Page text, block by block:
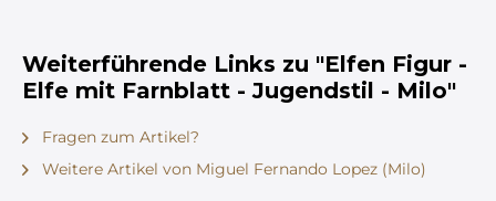
Weiterführende Links zu "Elfen Figur -
Elfe mit Farnblatt - Jugendstil - Milo"
Fragen zum Artikel?
Weitere Artikel von Miguel Fernando Lopez (Milo)